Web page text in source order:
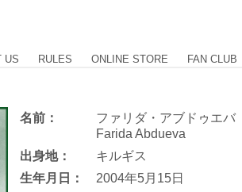
US RULES ONLINE STORE FAN CLUB
名前：
ファリダ・アブドゥエバ
Farida Abdueva
出身地：
キルギス
生年月日：
2004年5月15日